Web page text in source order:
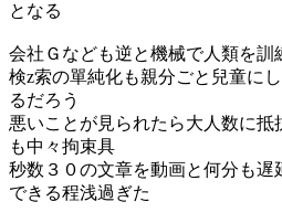
となる
会社Ｇなども逆と機械で人類を訓
検z索の單純化も親分ごと兒童に
るだろう
悪いことが見られたら大人数に
も中々拘束具
秒数３０の文章を動画と何分も遅
できる程浅過ぎた